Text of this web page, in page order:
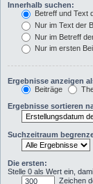
Innerhalb suchen:
Betreff und Text
Nur im Text der
Nur im Betreff
Nur im ersten
Ergebnisse anzeigen
Beiträge
Ergebnisse sortieren
Suchzeitraum
Die ersten:
Stelle 0 als Wert ein,
Zeichen